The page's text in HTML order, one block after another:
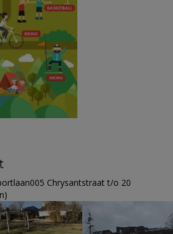
Chrysantstraat t/o 20